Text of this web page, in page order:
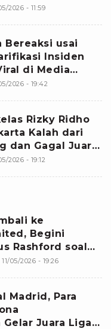
2026 - 11:59
Bereaksi usai
Insiden
di Media
Persib Ini
2026 - 19:42
Rizky Ridho
Kalah dari
dan Gagal Juara
Soal
2026 - 19:12
ke
Begini
Rashford soal
di Barcelona
11/05/2026 - 19:26
Madrid, Para
Juara Liga